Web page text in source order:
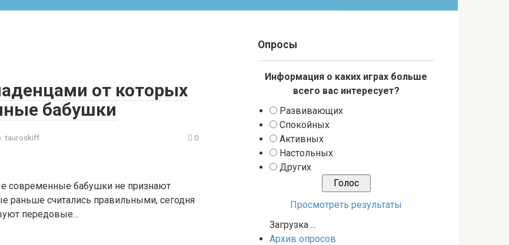
от которых
бабушки
tauroskiff 0
современные бабушки не признают
раньше считались правильными, сегодня
передовые…
Опросы
Информация о каких играх больше
всего вас интересует?
Развивающих
Спокойных
Активных
Настольных
Других
Просмотреть результаты
Загрузка ...
Архив опросов